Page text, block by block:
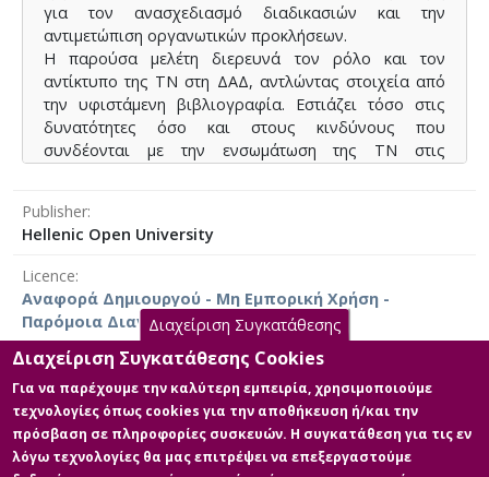
για τον ανασχεδιασμό διαδικασιών και την
αντιμετώπιση οργανωτικών προκλήσεων.
Η παρούσα μελέτη διερευνά τον ρόλο και τον
αντίκτυπο της ΤΝ στη ΔΑΔ, αντλώντας στοιχεία από
την υφιστάμενη βιβλιογραφία. Εστιάζει τόσο στις
δυνατότητες όσο και στους κινδύνους που
συνδέονται με την ενσωμάτωση της ΤΝ στις
έχει μελετηθεί εκτενώς, εξακολουθεί να υπάρχει
σημαντικό ερευνητικό κενό όσον αφορά τις απόψεις
Η παρούσα διπλωματική εργασία αποσκοπεί στην
αποτύπωση των στάσεων των υπαλλήλων του
δημόσιου τομέα σχετικά με τη χρησιμότητα και την
αποτελεσματικότητα
των τεχνολογιών ΤΝ στη ΔΑΔ. Εξετάζει τους
παράγοντες που διαμορφώνουν τις απόψεις
τους, είτε θετικές είτε αρνητικές, και αξιολογεί τον
βαθμό στον οποίο η ΤΝ μπορεί να ενισχύσει την
αποδοτικότητα των λειτουργιών της ΔΑΔ. Η έρευνα
Publisher
Hellenic Open University
Licence
Αναφορά Δημιουργού - Μη Εμπορική Χρήση -
Παρόμοια Διανομή 4.0 Διεθνές
Main Files
Full text
Διαχείριση Συγκατάθεσης
Διαχείριση Συγκατάθεσης Cookies
Για να παρέχουμε την καλύτερη εμπειρία, χρησιμοποιούμε
τεχνολογίες όπως cookies για την αποθήκευση ή/και την
πρόσβαση σε πληροφορίες συσκευών. Η συγκατάθεση για τις εν
λόγω τεχνολογίες θα μας επιτρέψει να επεξεργαστούμε